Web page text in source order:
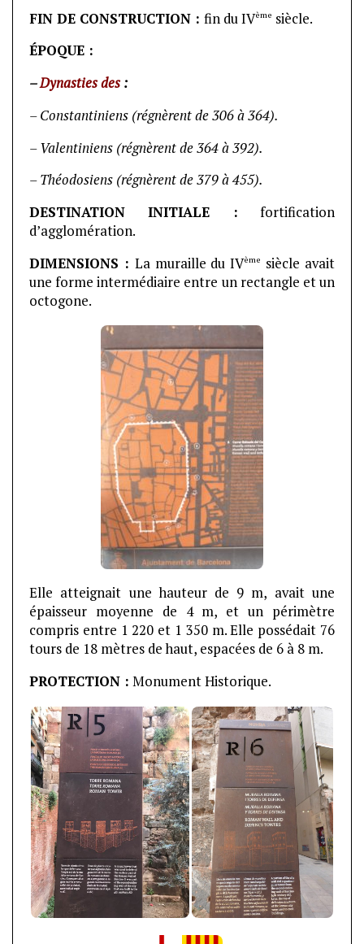
FIN DE CONSTRUCTION :fin du IVème siècle.
ÉPOQUE :
–Dynasties des:
– Constantiniens (régnèrent de 306 à 364).
– Valentiniens (régnèrent de 364 à 392).
– Théodosiens (régnèrent de 379 à 455).
DESTINATION INITIALE : fortification
d’agglomération.
DIMENSIONS : La muraille du IVème siècle avait
une forme intermédiaire entre un rectangle et un
octogone.
Elle atteignait une hauteur de 9 m, avait une
épaisseur moyenne de 4 m, et un périmètre
compris entre 1 220 et 1 350 m. Elle possédait 76
tours de 18 mètres de haut, espacées de 6 à 8 m.
PROTECTION : Monument Historique.